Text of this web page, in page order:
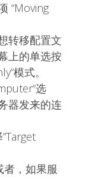
“Moving
转移配置文
上的单选按
模式。
选
器发来的连
者，如果服